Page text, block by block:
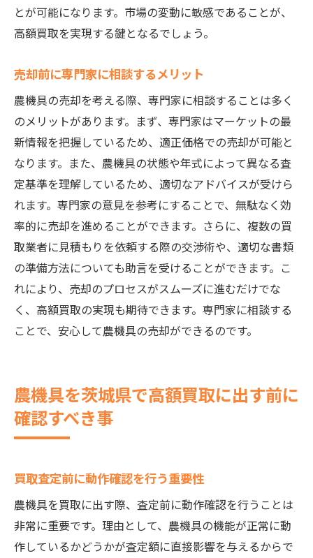
とが可能になります。市場の変動に敏感であることが、
高額買取を実現する鍵となるでしょう。
売却前に専門家に相談するメリット
農機具の売却を考える際、専門家に相談することは多く
のメリットがあります。まず、専門家はマーケットの最
新情報を把握しているため、適正価格での売却が可能と
なります。また、農機具の状態や年式によって異なる査
定基準を理解しているため、適切なアドバイスが受けら
れます。専門家の意見を参考にすることで、無駄なく効
率的に売却を進めることができます。さらに、複数の買
取業者に見積もりを依頼する際の交渉術や、適切な書類
の準備方法についても助言を受けることができます。こ
れにより、売却のプロセスがスムーズに進むだけでな
く、高額買取の実現も期待できます。専門家に相談する
ことで、安心して農機具の売却ができるのです。
農機具を茨城県で高額買取に出す前に
確認すべき事
買取査定前に動作確認を行う重要性
農機具を買取に出す際、査定前に動作確認を行うことは
非常に重要です。理由として、農機具の機能が正常に動
作しているかどうかが査定額に直接影響を与えるからで